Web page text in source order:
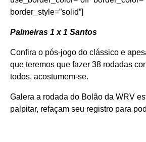
border_style=”solid”]
Palmeiras 1 x 1 Santos
Confira o pós-jogo do clássico e
que teremos que fazer 38 rodadas
todos, acostumem-se.
Galera a rodada do Bolão da WRV
palpitar, refaçam seu registro para